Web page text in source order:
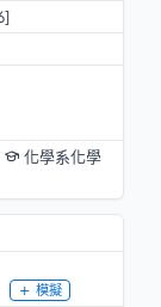
化學系化學
模擬